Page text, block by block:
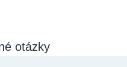
otázky